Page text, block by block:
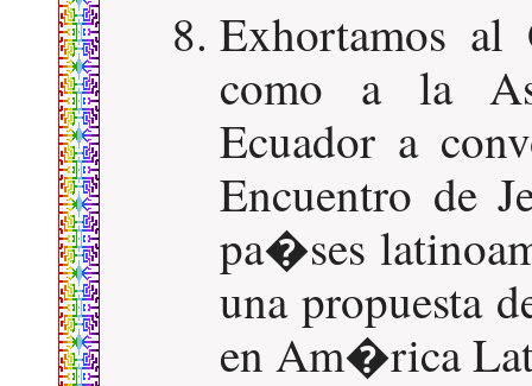
Exhortamos
como a la
Ecuador a
Encuentro de
pa�ses
una propuesta
en Am�rica